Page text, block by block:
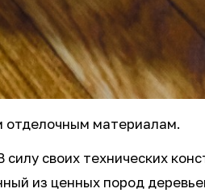
отделочным материалам.
своих технических
из ценных пород